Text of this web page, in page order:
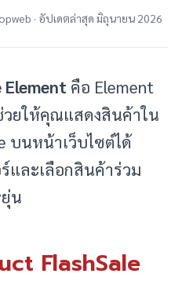
· อัปเดตล่าสุด มิถุนายน 2026
Element คือ Element
วยให้คุณแสดงสินค้าใน
บนหน้าเว็บไซต์ได้
และเลือกสินค้าร่วม
น
FlashSale